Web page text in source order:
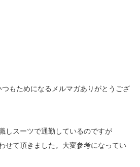
もためになるメルマガありがとうござ
しスーツで通勤しているのですが
せて頂きました。大変参考になってい